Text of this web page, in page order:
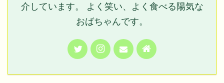
介しています。 よく笑い、よく食べる陽気な
おばちゃんです。